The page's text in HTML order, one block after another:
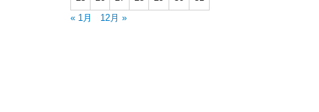
« 1月
12月 »